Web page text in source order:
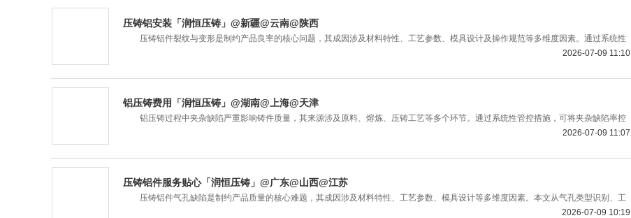
压铸铝安装「润恒压铸」@新疆@云南@陕西
压铸铝件裂纹与变形是制约产品良率的核心问题，其成因涉及材料特性、工艺参数、模具设计及操作规范等多维度因素。通过系统性
2026-07-09 11:10
铝压铸费用「润恒压铸」@湖南@上海@天津
铝压铸过程中夹杂缺陷严重影响铸件质量，其来源涉及原料、熔炼、压铸工艺等多个环节。通过系统性管控措施，可将夹杂缺陷率控
2026-07-09 11:07
压铸铝件服务贴心「润恒压铸」@广东@山西@江苏
压铸铝件气孔缺陷是制约产品质量的核心难题，其成因涉及材料特性、工艺参数、模具设计等多维度因素。本文从气孔类型识别、工
2026-07-09 10:19